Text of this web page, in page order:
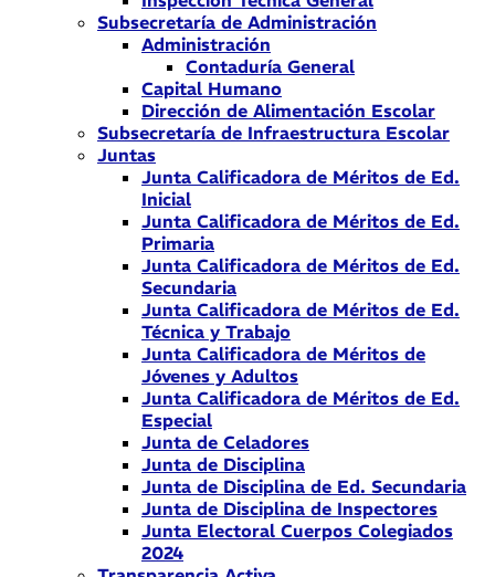
Subsecretaría de Administración
Administración
Contaduría General
Capital Humano
Dirección de Alimentación Escolar
Subsecretaría de Infraestructura Escolar
Juntas
Junta Calificadora de Méritos de Ed.
Inicial
Junta Calificadora de Méritos de Ed.
Primaria
Junta Calificadora de Méritos de Ed.
Secundaria
Junta Calificadora de Méritos de Ed.
Técnica y Trabajo
Junta Calificadora de Méritos de
Jóvenes y Adultos
Junta Calificadora de Méritos de Ed.
Especial
Junta de Celadores
Junta de Disciplina
Junta de Disciplina de Ed. Secundaria
Junta de Disciplina de Inspectores
Junta Electoral Cuerpos Colegiados
2024